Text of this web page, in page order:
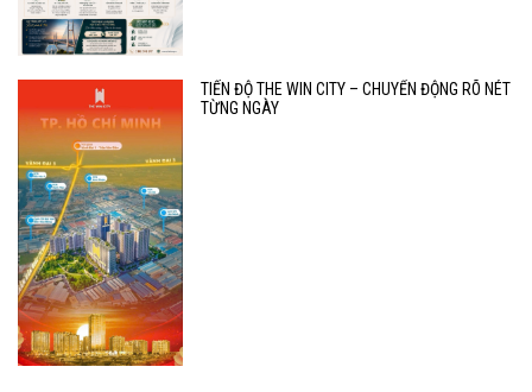
TIẾN ĐỘ THE WIN CITY – CHUYỂN ĐỘNG RÕ NÉT
TỪNG NGÀY